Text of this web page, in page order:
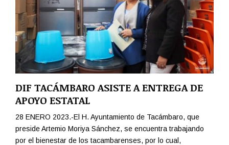
DIF TACÁMBARO ASISTE A ENTREGA DE
APOYO ESTATAL
28 ENERO 2023.-El H. Ayuntamiento de Tacámbaro, que
preside Artemio Moriya Sánchez, se encuentra trabajando
por el bienestar de los tacambarenses, por lo cual,